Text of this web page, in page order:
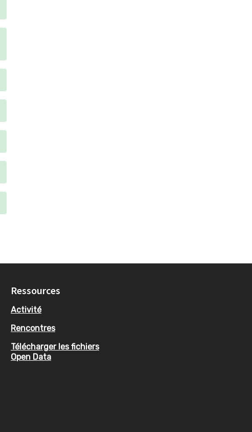
Ressources
Activité
Rencontres
Télécharger les fichiers
Open Data